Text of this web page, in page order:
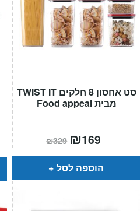
סט אחסון 8 חלקים TWIST IT
מבית Food appeal
₪329 המחיר
המקורי
היה:
₪329.
₪169
הוא:
הוספה לסל